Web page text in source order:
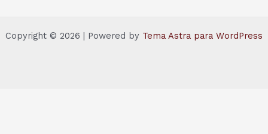
Copyright © 2026 | Powered by Tema Astra para WordPress